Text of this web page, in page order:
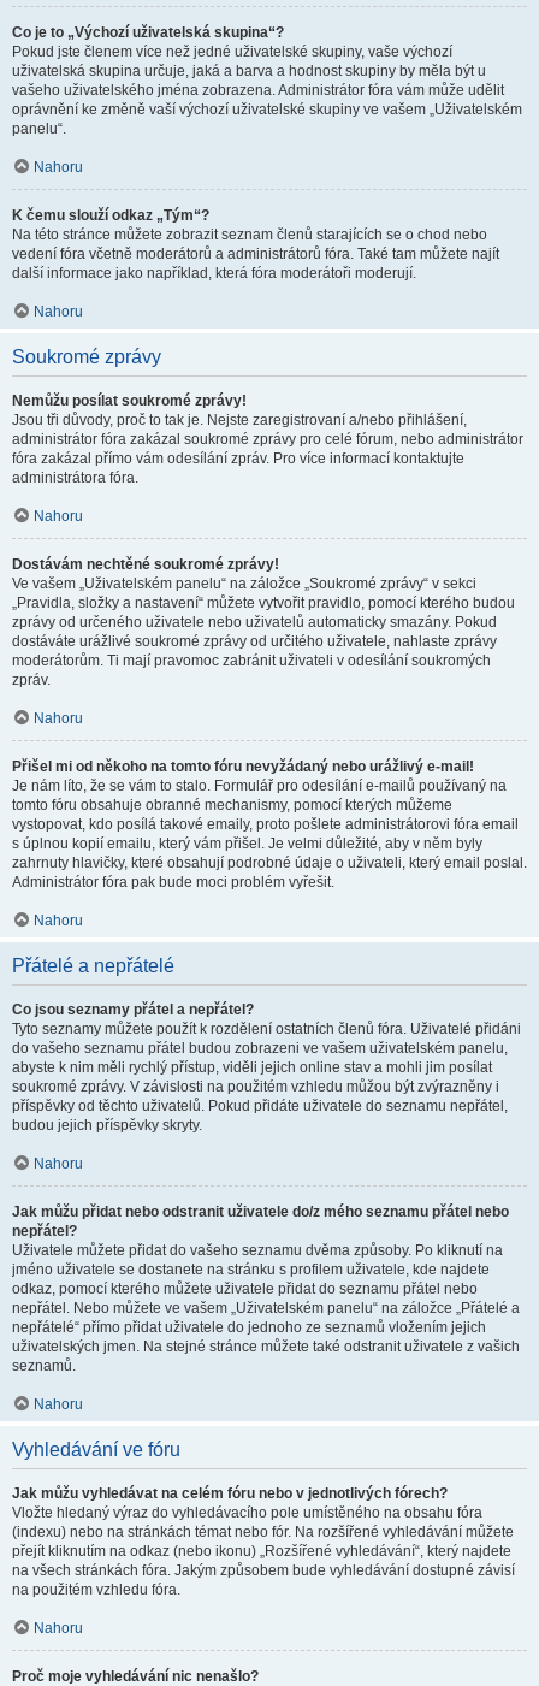
Co je to „Výchozí uživatelská skupina“?
Pokud jste členem více než jedné uživatelské skupiny, vaše výchozí
uživatelská skupina určuje, jaká a barva a hodnost skupiny by měla být u
vašeho uživatelského jména zobrazena. Administrátor fóra vám může udělit
oprávnění ke změně vaší výchozí uživatelské skupiny ve vašem „Uživatelském
panelu“.
Nahoru
K čemu slouží odkaz „Tým“?
Na této stránce můžete zobrazit seznam členů starajících se o chod nebo
vedení fóra včetně moderátorů a administrátorů fóra. Také tam můžete najít
další informace jako například, která fóra moderátoři moderují.
Nahoru
Soukromé zprávy
Nemůžu posílat soukromé zprávy!
Jsou tři důvody, proč to tak je. Nejste zaregistrovaní a/nebo přihlášení,
administrátor fóra zakázal soukromé zprávy pro celé fórum, nebo administrátor
fóra zakázal přímo vám odesílání zpráv. Pro více informací kontaktujte
administrátora fóra.
Nahoru
Dostávám nechtěné soukromé zprávy!
Ve vašem „Uživatelském panelu“ na záložce „Soukromé zprávy“ v sekci
„Pravidla, složky a nastavení“ můžete vytvořit pravidlo, pomocí kterého budou
zprávy od určeného uživatele nebo uživatelů automaticky smazány. Pokud
dostáváte urážlivé soukromé zprávy od určitého uživatele, nahlaste zprávy
moderátorům. Ti mají pravomoc zabránit uživateli v odesílání soukromých
zpráv.
Nahoru
Přišel mi od někoho na tomto fóru nevyžádaný nebo urážlivý e-mail!
Je nám líto, že se vám to stalo. Formulář pro odesílání e-mailů používaný na
tomto fóru obsahuje obranné mechanismy, pomocí kterých můžeme
vystopovat, kdo posílá takové emaily, proto pošlete administrátorovi fóra email
s úplnou kopií emailu, který vám přišel. Je velmi důležité, aby v něm byly
zahrnuty hlavičky, které obsahují podrobné údaje o uživateli, který email poslal.
Administrátor fóra pak bude moci problém vyřešit.
Nahoru
Přátelé a nepřátelé
Co jsou seznamy přátel a nepřátel?
Tyto seznamy můžete použít k rozdělení ostatních členů fóra. Uživatelé přidáni
do vašeho seznamu přátel budou zobrazeni ve vašem uživatelském panelu,
abyste k nim měli rychlý přístup, viděli jejich online stav a mohli jim posílat
soukromé zprávy. V závislosti na použitém vzhledu můžou být zvýrazněny i
příspěvky od těchto uživatelů. Pokud přidáte uživatele do seznamu nepřátel,
budou jejich příspěvky skryty.
Nahoru
Jak můžu přidat nebo odstranit uživatele do/z mého seznamu přátel nebo
nepřátel?
Uživatele můžete přidat do vašeho seznamu dvěma způsoby. Po kliknutí na
jméno uživatele se dostanete na stránku s profilem uživatele, kde najdete
odkaz, pomocí kterého můžete uživatele přidat do seznamu přátel nebo
nepřátel. Nebo můžete ve vašem „Uživatelském panelu“ na záložce „Přátelé a
nepřátelé“ přímo přidat uživatele do jednoho ze seznamů vložením jejich
uživatelských jmen. Na stejné stránce můžete také odstranit uživatele z vašich
seznamů.
Nahoru
Vyhledávání ve fóru
Jak můžu vyhledávat na celém fóru nebo v jednotlivých fórech?
Vložte hledaný výraz do vyhledávacího pole umístěného na obsahu fóra
(indexu) nebo na stránkách témat nebo fór. Na rozšířené vyhledávání můžete
přejít kliknutím na odkaz (nebo ikonu) „Rozšířené vyhledávání“, který najdete
na všech stránkách fóra. Jakým způsobem bude vyhledávání dostupné závisí
na použitém vzhledu fóra.
Nahoru
Proč moje vyhledávání nic nenašlo?